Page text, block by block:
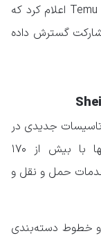
از داخل اروپا ارسال کنند. همین ماه گذشته، Temu اعلام کرد که
گسترش داده
جدیدی در
لهستان است. طبق گفته این شرکت، آنها با بیش از ۱۷۰
حمل و نقل و
خطوط دسته‌بندی